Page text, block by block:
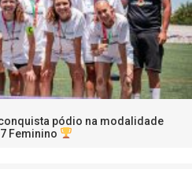
pódio na modalidade
Feminino